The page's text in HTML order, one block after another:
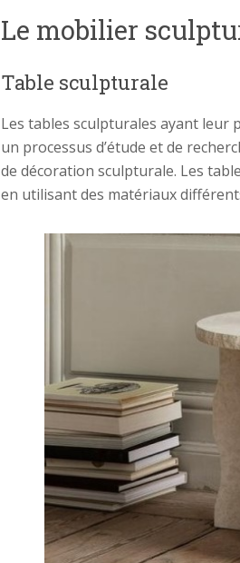
Le mobilier
Table sculpturale
Les tables sculpturales ayant leur
un processus d’étude et de
de décoration sculpturale. Les
en utilisant des matériaux